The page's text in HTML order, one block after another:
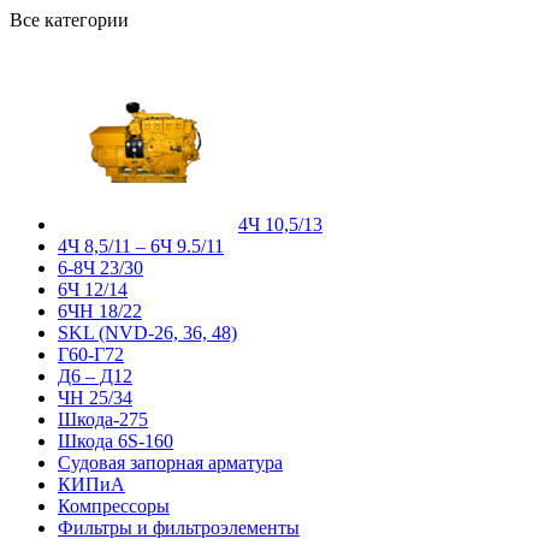
Все категории
4Ч 10,5/13
4Ч 8,5/11 – 6Ч 9.5/11
6-8Ч 23/30
6Ч 12/14
6ЧН 18/22
SKL (NVD-26, 36, 48)
Г60-Г72
Д6 – Д12
ЧН 25/34
Шкода-275
Шкода 6S-160
Судовая запорная арматура
КИПиА
Компрессоры
Фильтры и фильтроэлементы